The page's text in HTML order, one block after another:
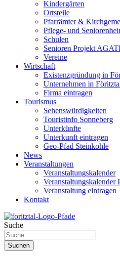
Kindergärten
Ortsteile
Pfarrämter &
Pflege- und
Schulen
Senioren Projekt
Vereine
Wirtschaft
Existenzgründung in
Unternehmen in
Firma eintragen
Tourismus
Sehenswürdigkeiten
Touristinfo Sonneberg
Unterkünfte
Unterkunft eintragen
Geo-Pfad Steinkohle
News
Veranstaltungen
Veranstaltungskalender
Veranstaltungskalender
Veranstaltung eintragen
Kontakt
Suche
Suchen